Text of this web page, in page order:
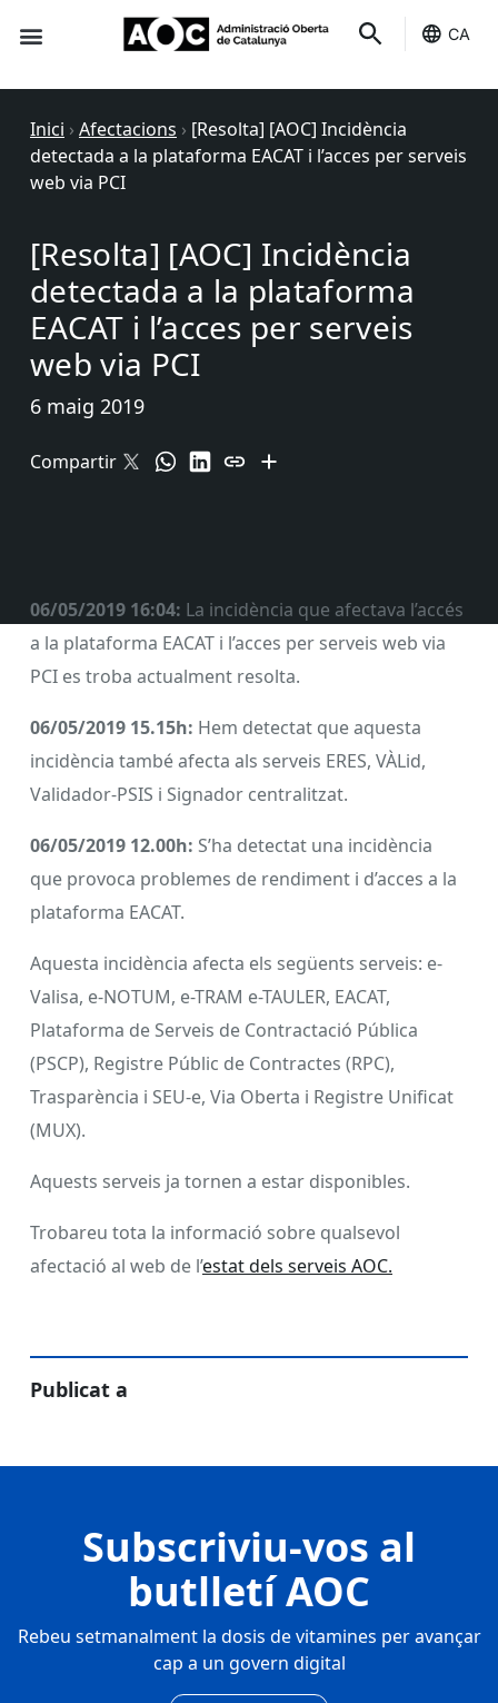
CA
Inici › Afectacions › [Resolta] [AOC] Incidència
detectada a la plataforma EACAT i l’acces per serveis
web via PCI
[Resolta] [AOC] Incidència
detectada a la plataforma
EACAT i l’acces per serveis
web via PCI
6 maig 2019
Compartir
06/05/2019 16:04: La incidència que afectava l’accés
a la plataforma EACAT i l’acces per serveis web via
PCI es troba actualment resolta.
06/05/2019 15.15h: Hem detectat que aquesta
incidència també afecta als serveis ERES, VÀLid,
Validador-PSIS i Signador centralitzat.
06/05/2019 12.00h: S’ha detectat una incidència
que provoca problemes de rendiment i d’acces a la
plataforma EACAT.
Aquesta incidència afecta els següents serveis: e-
Valisa, e-NOTUM, e-TRAM e-TAULER, EACAT,
Plataforma de Serveis de Contractació Pública
(PSCP), Registre Públic de Contractes (RPC),
Trasparència i SEU-e, Via Oberta i Registre Unificat
(MUX).
Aquests serveis ja tornen a estar disponibles.
Trobareu tota la informació sobre qualsevol
afectació al web de l’estat dels serveis AOC.
Publicat a
Subscriviu-vos al
butlletí AOC
Rebeu setmanalment la dosis de vitamines per avançar
cap a un govern digital